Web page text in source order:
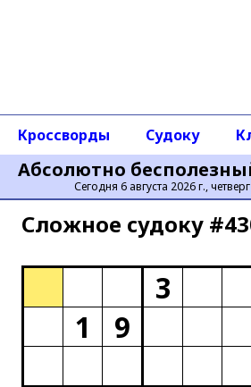
Абсолютно
Сегодня 6 августа 2026 г., четверг
Кроссворды Судоку
Сложное cудоку
3
1
9